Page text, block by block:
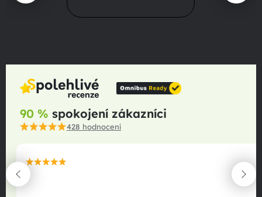
90 % spokojení zákazníci
428 hodnocení
maximální spokojenost
22.06.2025